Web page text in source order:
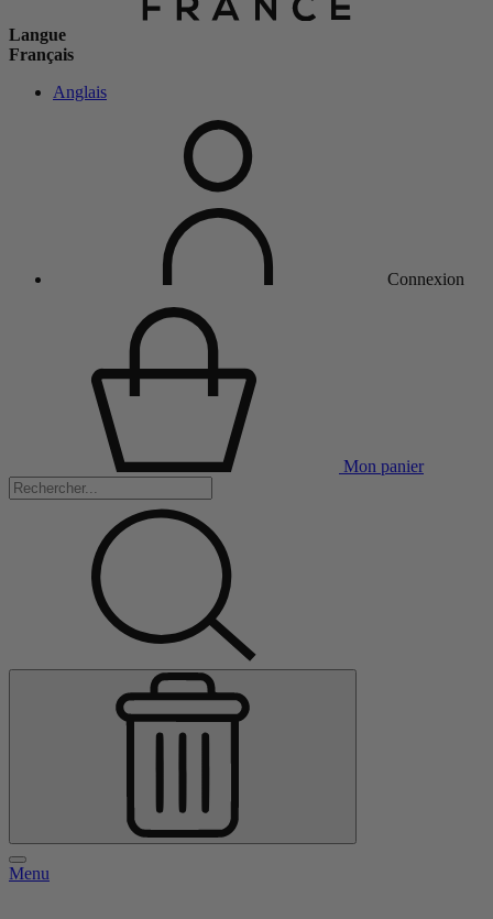
Langue
Français
Anglais
Connexion
Mon panier
Menu